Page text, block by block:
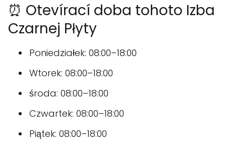
⏰ Otevírací doba tohoto Izba
Czarnej Płyty
Poniedziałek: 08:00–18:00
Wtorek: 08:00–18:00
środa: 08:00–18:00
Czwartek: 08:00–18:00
Piątek: 08:00–18:00